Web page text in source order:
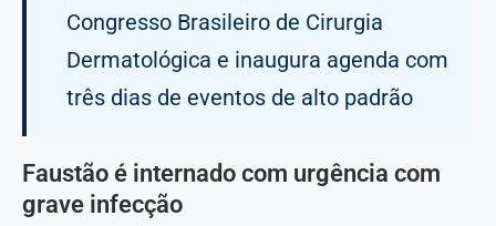
Congresso Brasileiro de Cirurgia
Dermatológica e inaugura agenda com
três dias de eventos de alto padrão
Faustão é internado com urgência com
grave infecção